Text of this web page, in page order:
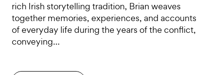
rich Irish storytelling tradition, Brian weaves
together memories, experiences, and accounts
of everyday life during the years of the conflict,
conveying…